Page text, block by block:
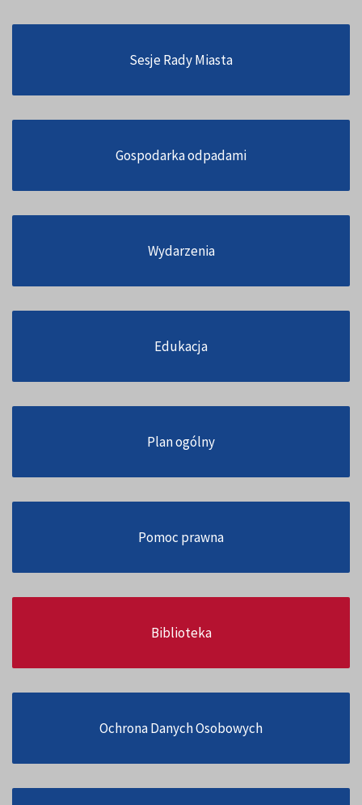
Sesje Rady Miasta
Gospodarka odpadami
Wydarzenia
Edukacja
Plan ogólny
Pomoc prawna
Biblioteka
Ochrona Danych Osobowych